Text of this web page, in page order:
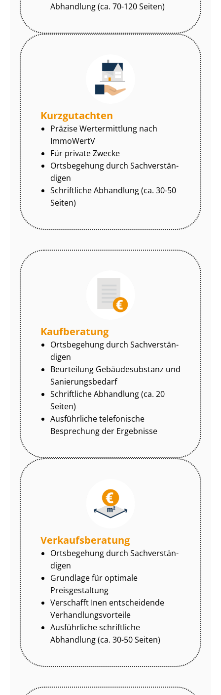
Abhandlung (ca. 70-120 Seiten)
Kurzgutachten
Präzise Wertermittlung nach
ImmoWertV
Für private Zwecke
Ortsbegehung durch Sach­ver­stän­
di­gen
Schriftliche Abhandlung (ca. 30-50
Seiten)
Kaufberatung
Ortsbegehung durch Sach­ver­stän­
di­gen
Beurteilung Gebäudesubstanz und
Sa­nie­rungs­be­darf
Schriftliche Abhandlung (ca. 20
Seiten)
Ausführliche telefonische
Besprechung der Ergebnisse
Ver­kaufs­be­ra­tung
Ortsbegehung durch Sach­ver­stän­
di­gen
Grundlage für optimale
Preisgestaltung
Verschafft Inen entscheidende
Ver­hand­lungs­vor­tei­le
Ausführliche schriftliche
Abhandlung (ca. 30-50 Seiten)